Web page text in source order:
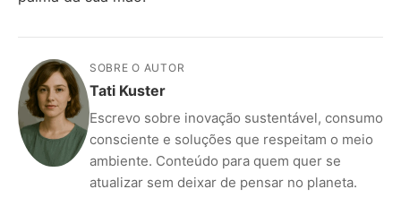
SOBRE O AUTOR
Tati Kuster
Escrevo sobre inovação sustentável, consumo
consciente e soluções que respeitam o meio
ambiente. Conteúdo para quem quer se
atualizar sem deixar de pensar no planeta.